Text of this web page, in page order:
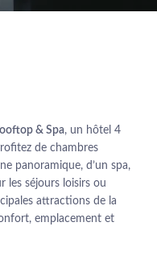
& Spa, un hôtel 4
de chambres
panoramique, d’un spa,
les séjours loisirs ou
attractions de la
emplacement et